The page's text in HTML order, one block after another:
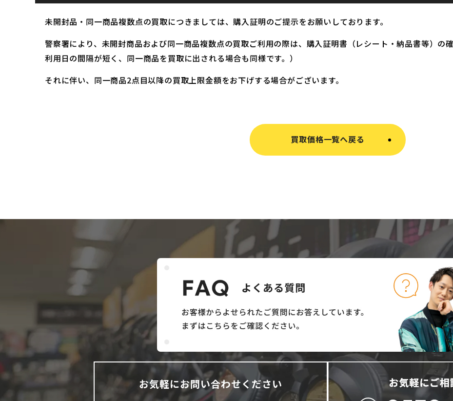
未開封品・同一商品複数点の買取につきましては、購入証明のご提示をお願いしております。
警察署により、未開封商品および同一商品複数点の買取ご利用の際は、購入証明書（レシート・納品書等）
利用日の間隔が短く、同一商品を買取に出される場合も同様です。）
それに伴い、同一商品2点目以降の買取上限金額をお下げする場合がございます。
買取価格一覧へ戻る
お気軽にお問い合わせください